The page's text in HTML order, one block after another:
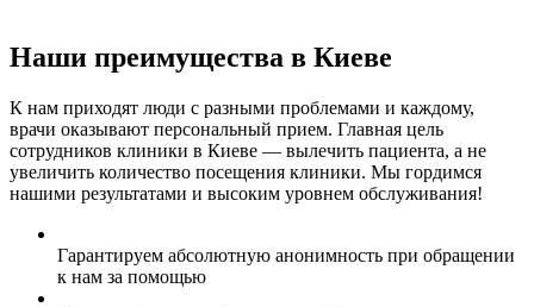
Наши преимущества в Киеве
К нам приходят люди с разными проблемами и каждому,
врачи оказывают персональный прием. Главная цель
сотрудников клиники в Киеве — вылечить пациента, а не
увеличить количество посещения клиники. Мы гордимся
нашими результатами и высоким уровнем обслуживания!
Гарантируем абсолютную анонимность при обращении
к нам за помощью